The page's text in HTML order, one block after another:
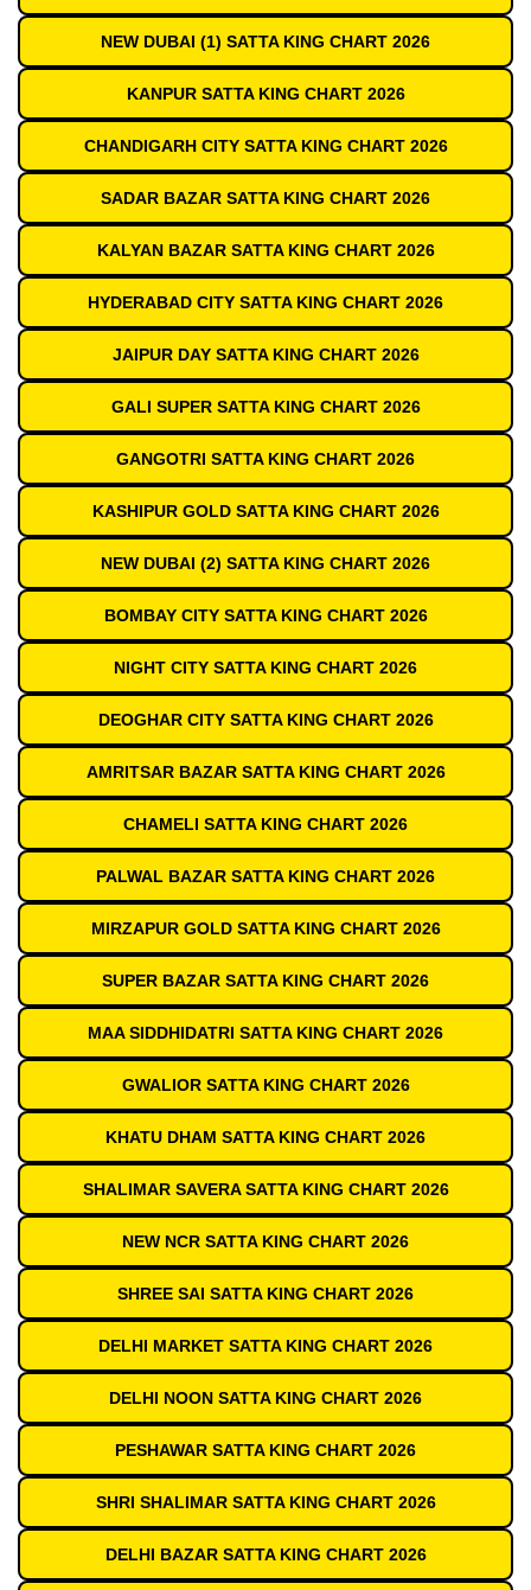
NEW DUBAI (1) SATTA KING CHART 2026
KANPUR SATTA KING CHART 2026
CHANDIGARH CITY SATTA KING CHART 2026
SADAR BAZAR SATTA KING CHART 2026
KALYAN BAZAR SATTA KING CHART 2026
HYDERABAD CITY SATTA KING CHART 2026
JAIPUR DAY SATTA KING CHART 2026
GALI SUPER SATTA KING CHART 2026
GANGOTRI SATTA KING CHART 2026
KASHIPUR GOLD SATTA KING CHART 2026
NEW DUBAI (2) SATTA KING CHART 2026
BOMBAY CITY SATTA KING CHART 2026
NIGHT CITY SATTA KING CHART 2026
DEOGHAR CITY SATTA KING CHART 2026
AMRITSAR BAZAR SATTA KING CHART 2026
CHAMELI SATTA KING CHART 2026
PALWAL BAZAR SATTA KING CHART 2026
MIRZAPUR GOLD SATTA KING CHART 2026
SUPER BAZAR SATTA KING CHART 2026
MAA SIDDHIDATRI SATTA KING CHART 2026
GWALIOR SATTA KING CHART 2026
KHATU DHAM SATTA KING CHART 2026
SHALIMAR SAVERA SATTA KING CHART 2026
NEW NCR SATTA KING CHART 2026
SHREE SAI SATTA KING CHART 2026
DELHI MARKET SATTA KING CHART 2026
DELHI NOON SATTA KING CHART 2026
PESHAWAR SATTA KING CHART 2026
SHRI SHALIMAR SATTA KING CHART 2026
DELHI BAZAR SATTA KING CHART 2026